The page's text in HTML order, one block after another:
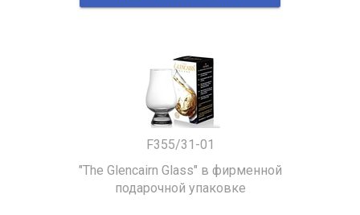
F355/31-01
"The Glencairn Glass" в фирменной
подарочной упаковке